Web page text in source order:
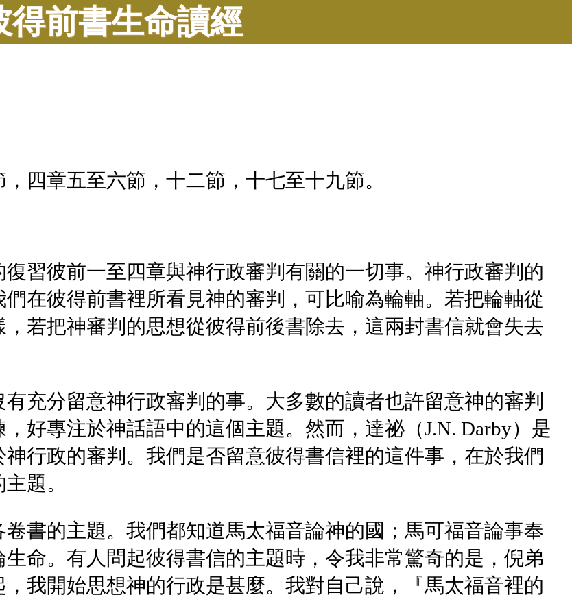
得前書生命讀經
四章五至六節，十二節，十七至十九節。
習彼前一至四章與神行政審判有關的一切事。神行政審判的
在彼得前書裡所看見神的審判，可比喻為輪軸。若把輪軸從
若把神審判的思想從彼得前後書除去，這兩封書信就會失去
充分留意神行政審判的事。大多數的讀者也許留意神的審判
好專注於神話語中的這個主題。然而，達祕（J.N. Darby）是
行政的審判。我們是否留意彼得書信裡的這件事，在於我們
題。
書的主題。我們都知道馬太福音論神的國；馬可福音論事奉
命。有人問起彼得書信的主題時，令我非常驚奇的是，倪弟
我開始思想神的行政是甚麼。我對自己說，『馬太福音裡的